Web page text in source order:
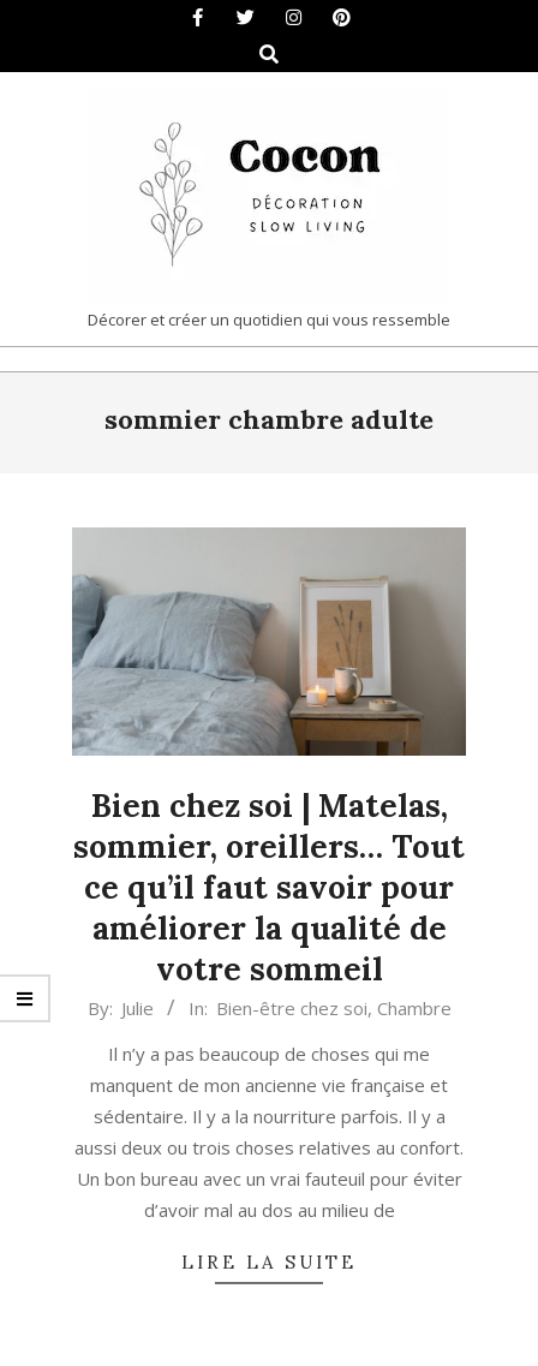
content
Search
COCON
|
DÉCORATION
LIVING
Décorer et créer un quotidien qui vous ressemble
sommier chambre adulte
Bien chez soi | Matelas,
sommier, oreillers… Tout
ce qu’il faut savoir pour
améliorer la qualité de
votre sommeil
2023-
By: Julie In: Bien-être chez soi, Chambre
Il n’y a pas beaucoup de choses qui me
manquent de mon ancienne vie française et
sédentaire. Il y a la nourriture parfois. Il y a
aussi deux ou trois choses relatives au confort.
Un bon bureau avec un vrai fauteuil pour éviter
d’avoir mal au dos au milieu de
LIRE LA SUITE